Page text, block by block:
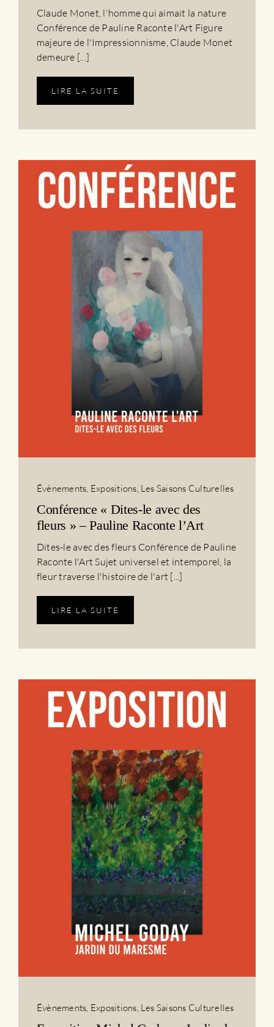
Claude Monet, l'homme qui aimait la nature
Conférence de Pauline Raconte l'Art Figure
majeure de l'Impressionnisme, Claude Monet
demeure [...]
LIRE LA SUITE
Évènements, Expositions, Les Saisons Culturelles
Conférence « Dites-le avec des
fleurs » – Pauline Raconte l’Art
Dites-le avec des fleurs Conférence de Pauline
Raconte l'Art Sujet universel et intemporel, la
fleur traverse l'histoire de l'art [...]
LIRE LA SUITE
Évènements, Expositions, Les Saisons Culturelles